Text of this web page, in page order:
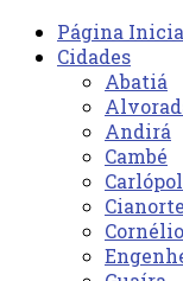
Página
Cidades
Abatiá
Andirá
Cambé
Cianorte